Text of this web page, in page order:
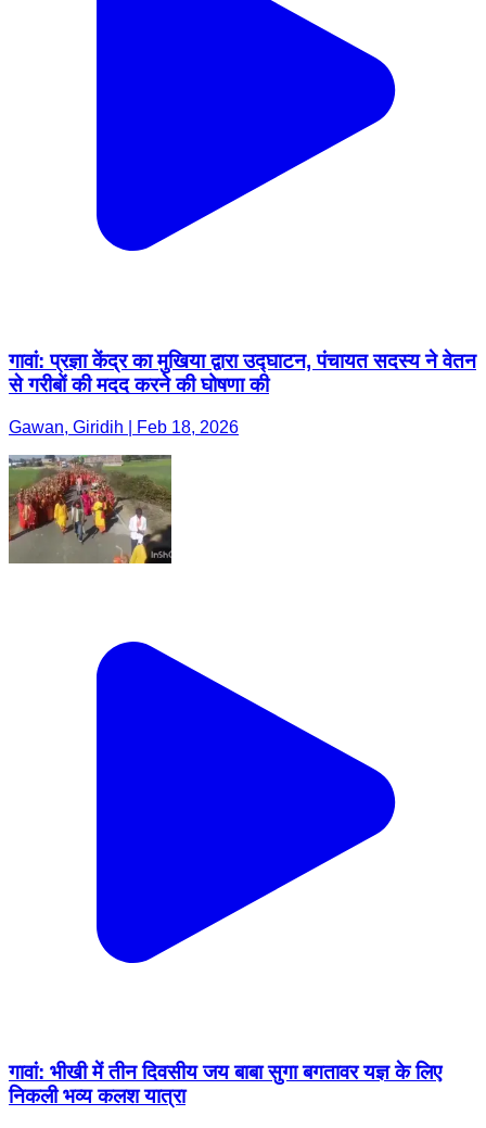
गावां: प्रज्ञा केंद्र का मुखिया द्वारा उद्घाटन, पंचायत सदस्य ने वेतन
से गरीबों की मदद करने की घोषणा की
Gawan, Giridih | Feb 18, 2026
गावां: भीखी में तीन दिवसीय जय बाबा सुगा बगतावर यज्ञ के लिए
निकली भव्य कलश यात्रा